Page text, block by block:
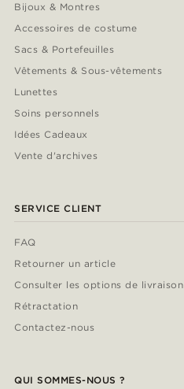
Bijoux & Montres
Accessoires de costume
Sacs & Portefeuilles
Vêtements & Sous-vêtements
Lunettes
Soins personnels
Idées Cadeaux
Vente d'archives
SERVICE CLIENT
FAQ
Retourner un article
Consulter les options de livraison
Rétractation
Contactez-nous
QUI SOMMES-NOUS ?